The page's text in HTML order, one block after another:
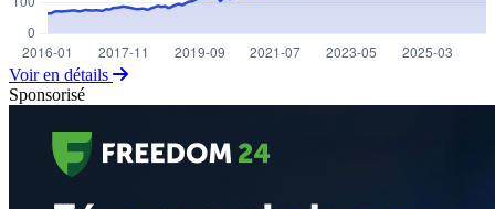
Voir en détails
Sponsorisé